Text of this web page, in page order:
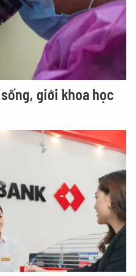
giới khoa học